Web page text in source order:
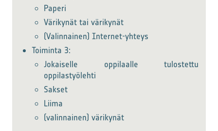
Paperi
Värikynät tai värikynät
(Valinnainen) Internet-yhteys
Toiminta 3:
Jokaiselle oppilaalle tulostettu
oppilastyölehti
Sakset
Liima
(valinnainen) värikynät